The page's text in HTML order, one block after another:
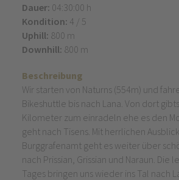
Dauer: 04:30:00 h
Kondition: 4 / 5
Uphill: 800 m
Downhill: 800 m
Beschreibung
Wir starten von Naturns (554m) und
Bikeshuttle bis nach Lana. Von dort
Kilometer zum einradeln ehe es den
geht nach Tisens. Mit herrlichen
Burggrafenamt geht es weiter über
nach Prissian, Grissian und Naraun. Die
Tages bringen uns wieder ins Tal nach